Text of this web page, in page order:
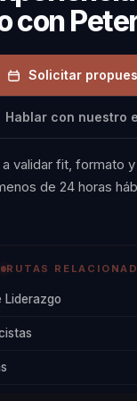
y
con
Solicitar
Hablar con nuestro
validar fit, formato
de 24 horas
RUTAS
Liderazgo